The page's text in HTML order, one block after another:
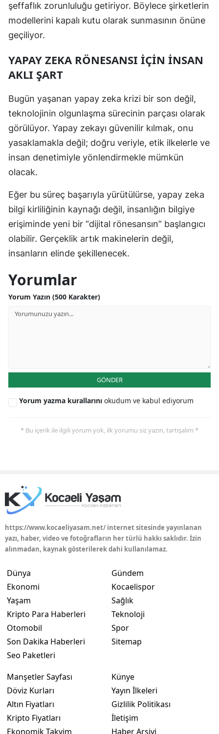
şeffaflık zorunluluğu getiriyor. Böylece şirketlerin
modellerini kapalı kutu olarak sunmasının önüne
geçiliyor.
YAPAY ZEKA RÖNESANSI İÇIN İNSAN
AKLI ŞART
Bugün yaşanan yapay zeka krizi bir son değil,
teknolojinin olgunlaşma sürecinin parçası olarak
görülüyor. Yapay zekayı güvenilir kılmak, onu
yasaklamakla değil; doğru veriyle, etik ilkelerle ve
insan denetimiyle yönlendirmekle mümkün
olacak.
Eğer bu süreç başarıyla yürütülürse, yapay zeka
bilgi kirliliğinin kaynağı değil, insanlığın bilgiye
erişiminde yeni bir “dijital rönesansın” başlangıcı
olabilir. Gerçeklik artık makinelerin değil,
insanların elinde şekillenecek.
Yorumlar
Yorum Yazın (500 Karakter)
GÖNDER
Yorum yazma kurallarını okudum ve kabul ediyorum
* Bu içerik ile ilgili yorum yok, ilk yorumu siz yazın, tartışalım *
https://www.kocaeliyasam.net/ internet sitesinde yayınlanan
yazı, haber, video ve fotoğrafların her türlü hakkı saklıdır. İzin
alınmadan, kaynak gösterilerek dahi kullanılamaz.
Dünya
Ekonomi
Yaşam
Kripto Para Haberleri
Otomobil
Son Dakika Haberleri
Seo Paketleri
Gündem
Kocaelispor
Sağlık
Teknoloji
Spor
Sitemap
Manşetler Sayfası
Döviz Kurları
Altın Fiyatları
Kripto Fiyatları
Ekonomik Takvim
Künye
Yayın İlkeleri
Gizlilik Politikası
İletişim
Haber Arşivi